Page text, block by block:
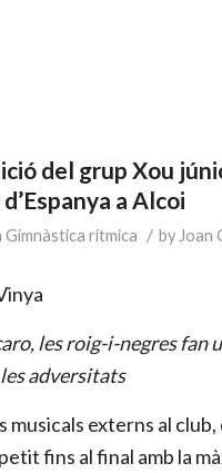
del grup Xou
a Alcoi
Gimnàstica rítmica / by Joan
les roig-i-negres fan
adversitats
musicals externs al
fins al final amb la